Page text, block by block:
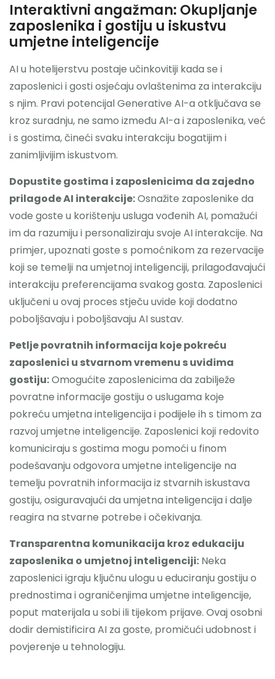
Interaktivni angažman: Okupljanje
zaposlenika i gostiju u iskustvu
umjetne inteligencije
AI u hotelijerstvu postaje učinkovitiji kada se i
zaposlenici i gosti osjećaju ovlaštenima za interakciju
s njim. Pravi potencijal Generative AI-a otključava se
kroz suradnju, ne samo između AI-a i zaposlenika, već
i s gostima, čineći svaku interakciju bogatijim i
zanimljivijim iskustvom.
Dopustite gostima i zaposlenicima da zajedno
prilagode AI interakcije:Osnažite zaposlenike da
vode goste u korištenju usluga vođenih AI, pomažući
im da razumiju i personaliziraju svoje AI interakcije. Na
primjer, upoznati goste s pomoćnikom za rezervacije
koji se temelji na umjetnoj inteligenciji, prilagođavajući
interakciju preferencijama svakog gosta. Zaposlenici
uključeni u ovaj proces stječu uvide koji dodatno
poboljšavaju i poboljšavaju AI sustav.
Petlje povratnih informacija koje pokreću
zaposlenici u stvarnom vremenu s uvidima
gostiju:Omogućite zaposlenicima da zabilježe
povratne informacije gostiju o uslugama koje
pokreću umjetna inteligencija i podijele ih s timom za
razvoj umjetne inteligencije. Zaposlenici koji redovito
komuniciraju s gostima mogu pomoći u finom
podešavanju odgovora umjetne inteligencije na
temelju povratnih informacija iz stvarnih iskustava
gostiju, osiguravajući da umjetna inteligencija i dalje
reagira na stvarne potrebe i očekivanja.
Transparentna komunikacija kroz edukaciju
zaposlenika o umjetnoj inteligenciji: Neka
zaposlenici igraju ključnu ulogu u educiranju gostiju o
prednostima i ograničenjima umjetne inteligencije,
poput materijala u sobi ili tijekom prijave. Ovaj osobni
dodir demistificira AI za goste, promičući udobnost i
povjerenje u tehnologiju.